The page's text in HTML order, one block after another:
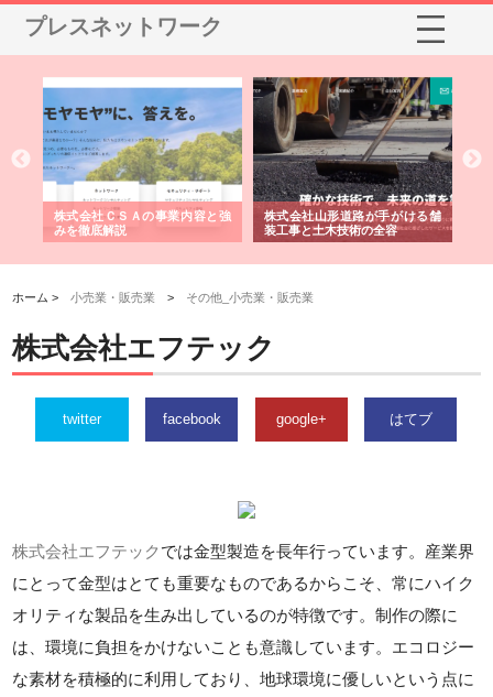
プレスネットワーク
株式会社ＣＳＡの事業内容と強
みを徹底解説
株式会社山形道路が手がける舗
装工事と土木技術の全容
ホーム >小売業・販売業 > その他_小売業・販売業
株式会社エフテック
twitter facebook google+ はてブ
株式会社エフテック では金型製造を長年行っています。産業界
にとって金型はとても重要なものであるからこそ、常にハイク
オリティな製品を生み出しているのが特徴です。制作の際に
は、環境に負担をかけないことも意識しています。エコロジー
な素材を積極的に利用しており、地球環境に優しいという点に